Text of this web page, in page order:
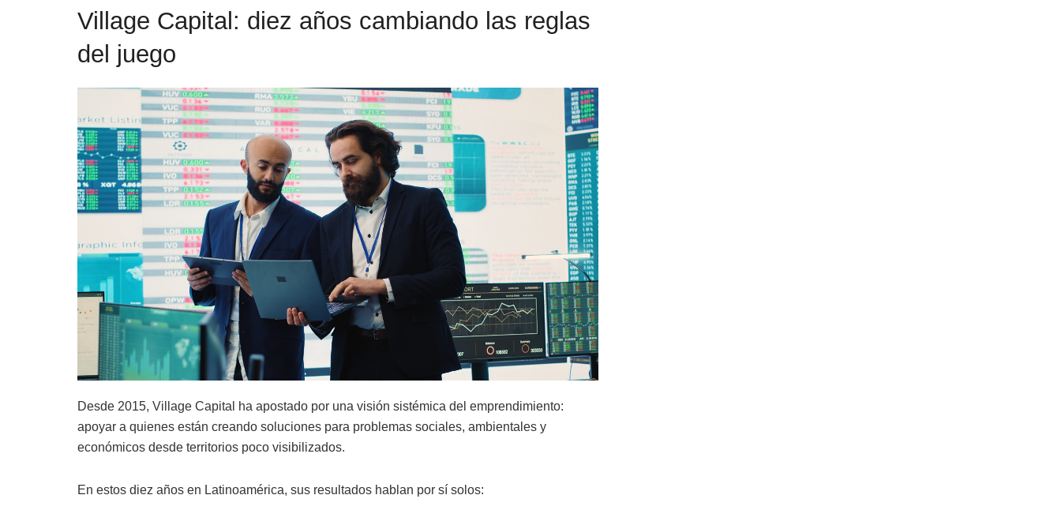
Village Capital: diez años cambiando las reglas
del juego
Desde 2015, Village Capital ha apostado por una visión sistémica del emprendimiento:
apoyar a quienes están creando soluciones para problemas sociales, ambientales y
económicos desde territorios poco visibilizados.
En estos diez años en Latinoamérica, sus resultados hablan por sí solos: